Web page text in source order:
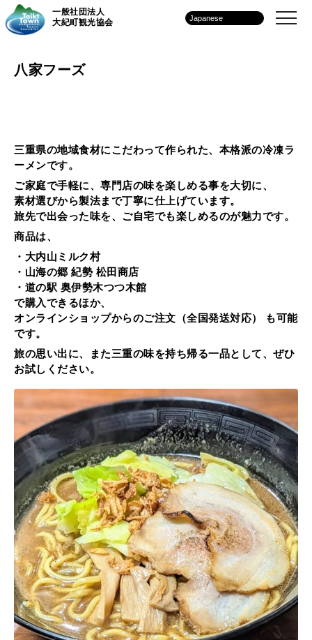
一般社団法人
大紀町観光協会
八家フーズ
三重県の地域食材にこだわって作られた、 本格派の冷凍ラ
ーメンです。
ご家庭で手軽に、専門店の味を楽しめる事を大切に、
素材選びから製法まで丁寧に仕上げています。
旅先で出会った味を、ご自宅でも楽しめるのが魅力です。
商品は、
・大内山ミルク村
・山海の郷 紀勢 松田商店
・道の駅 奥伊勢木つつ木館
で購入できるほか、
オンラインショップからのご注文（全国発送対応） も可能
です。
旅の思い出に、また三重の味を持ち帰る一品として、ぜひ
お試しください。